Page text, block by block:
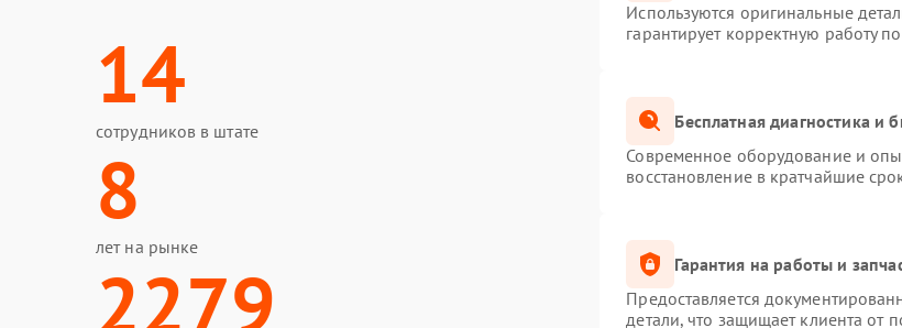
14
сотрудников в штате
8
лет на рынке
2279
Используются оригинальные
гарантирует корректную работу
Бесплатная диагностика и
Современное оборудование и
восстановление в кратчайшие
Гарантия на работы и
Предоставляется
детали, что защищает клиента от